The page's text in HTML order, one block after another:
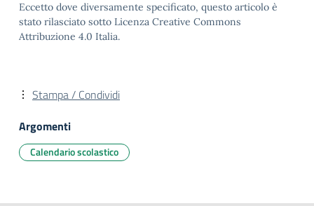
Eccetto dove diversamente specificato, questo articolo è
stato rilasciato sotto Licenza Creative Commons
Attribuzione 4.0 Italia.
Stampa / Condividi
Argomenti
Calendario scolastico